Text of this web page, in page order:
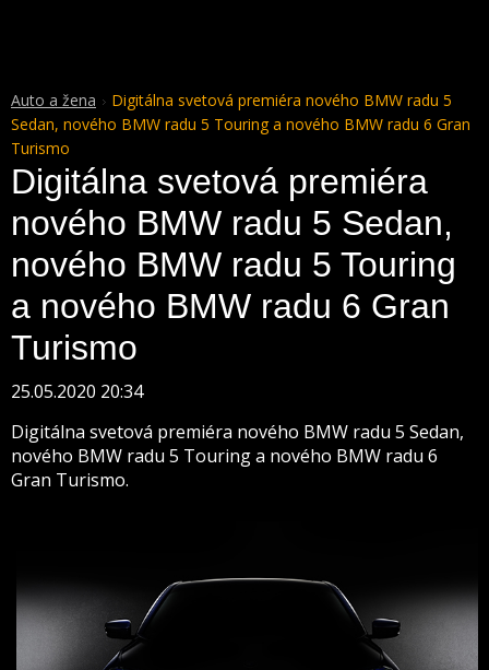
Auto a žena
Digitálna svetová premiéra nového BMW radu 5
Sedan, nového BMW radu 5 Touring a nového BMW radu 6 Gran
Turismo
Digitálna svetová premiéra
nového BMW radu 5 Sedan,
nového BMW radu 5 Touring
a nového BMW radu 6 Gran
Turismo
25.05.2020 20:34
Digitálna svetová premiéra nového BMW radu 5 Sedan,
nového BMW radu 5 Touring a nového BMW radu 6
Gran Turismo.